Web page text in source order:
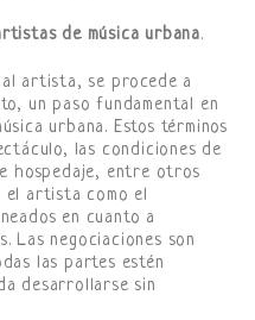
de música urbana.
al artista, se procede a
un paso fundamental en
urbana. Estos términos
las condiciones de
hospedaje, entre otros
el artista como el
en cuanto a
Las negociaciones son
las partes estén
desarrollarse sin